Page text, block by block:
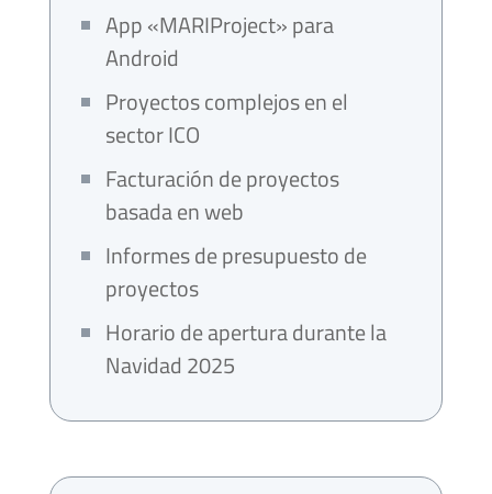
App «MARIProject» para
Android
Proyectos complejos en el
sector ICO
Facturación de proyectos
basada en web
Informes de presupuesto de
proyectos
Horario de apertura durante la
Navidad 2025